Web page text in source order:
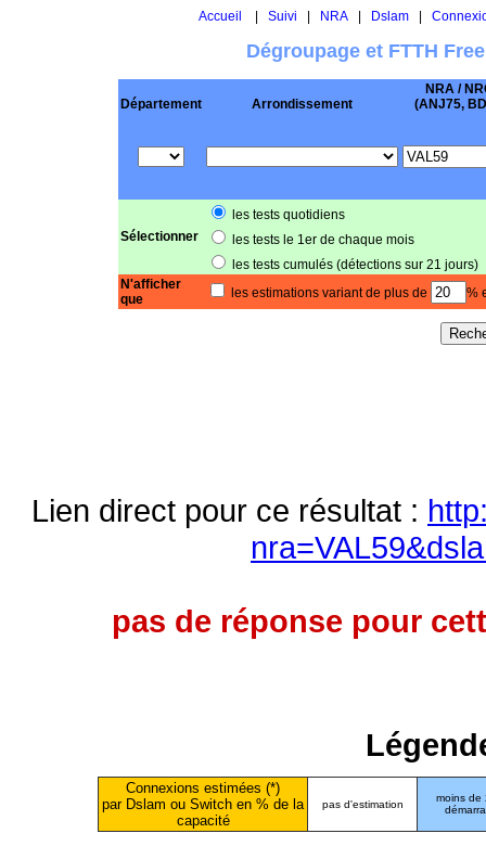
Accueil Suivi NRA| Dslam|
Dégroupage et FTTH
Département Arrondissement
NRA /
(ANJ75,
Sélectionner
les tests quotidiens
les tests le 1er de chaque mois
les tests cumulés (détections sur 21 jours)
N'afficher
que
les estimations variant de plus de %
Lien direct pour ce résultat :
pas de réponse pour
Connexions estimées (*)
par Dslam ou Switch en % de la
capacité
pas d'estimation
moins de